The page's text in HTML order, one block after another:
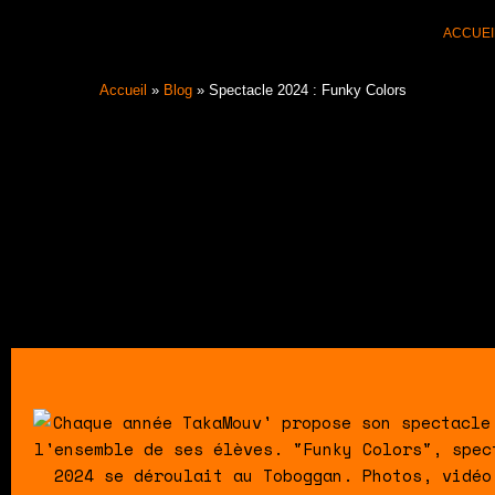
Accueil » Blog » Spectacle 2024 : Funky Colors